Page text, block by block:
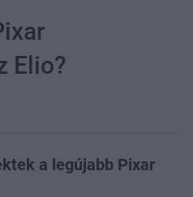
Elio?
a legújabb Pixar